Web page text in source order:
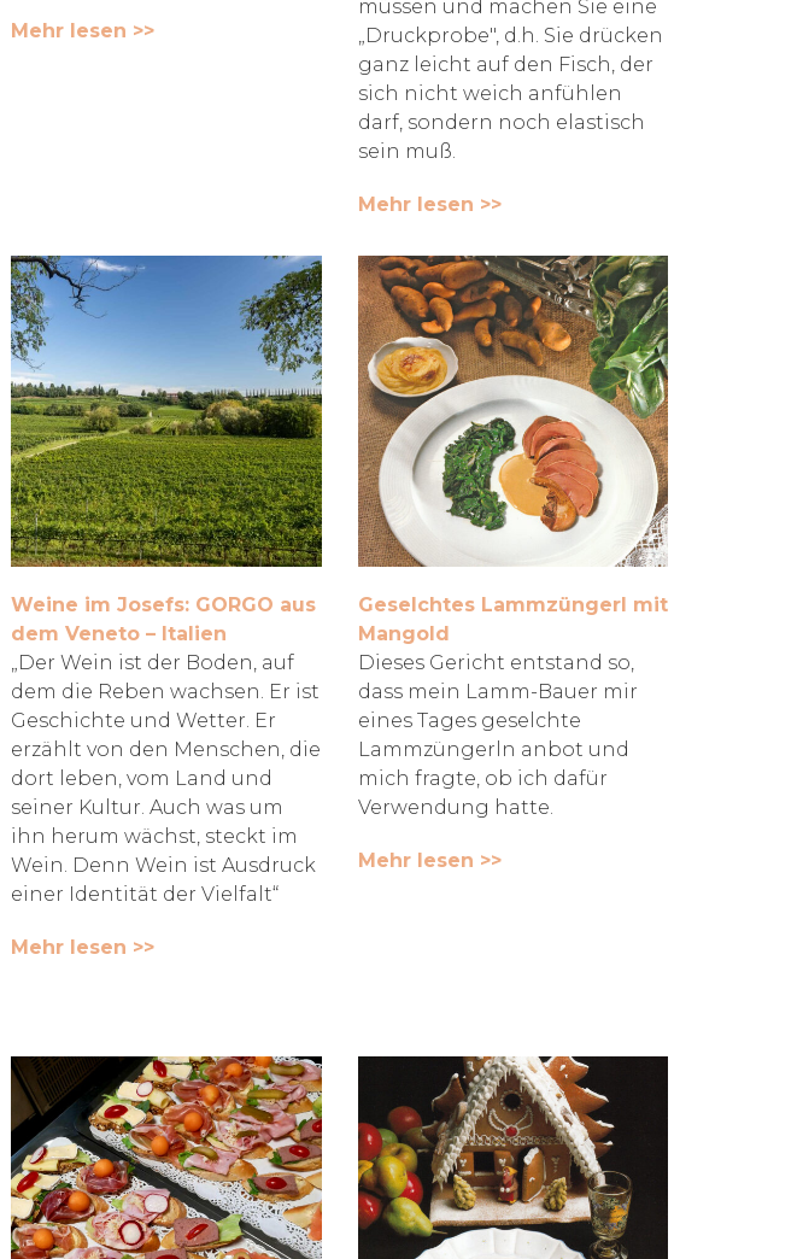
Mehr lesen >>
müssen und machen Sie eine
„Druckprobe", d.h. Sie drücken
ganz leicht auf den Fisch, der
sich nicht weich anfühlen
darf, sondern noch elastisch
sein muß.
Mehr lesen >>
Weine im Josefs: GORGO aus
dem Veneto – Italien
„Der Wein ist der Boden, auf
dem die Reben wachsen. Er ist
Geschichte und Wetter. Er
erzählt von den Menschen, die
dort leben, vom Land und
seiner Kultur. Auch was um
ihn herum wächst, steckt im
Wein. Denn Wein ist Ausdruck
einer Identität der Vielfalt“
Mehr lesen >>
Geselchtes Lammzüngerl mit
Mangold
Dieses Gericht entstand so,
dass mein Lamm-Bauer mir
eines Tages geselchte
Lammzüngerln anbot und
mich fragte, ob ich dafür
Verwendung hatte.
Mehr lesen >>